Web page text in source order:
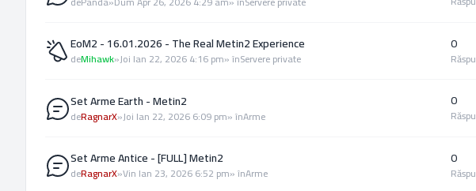
EoM2 - 16.01.2026 - The Real Metin2 Experience
deMihawk»Joi Ian 22, 2026 4:16 pm» înServere private
0
Set Arme Earth - Metin2
deRagnarX»Joi Ian 22, 2026 6:09 pm» înArme
0
Set Arme Antice - [FULL] Metin2
deRagnarX»Vin Ian 23, 2026 6:52 pm» înArme
0